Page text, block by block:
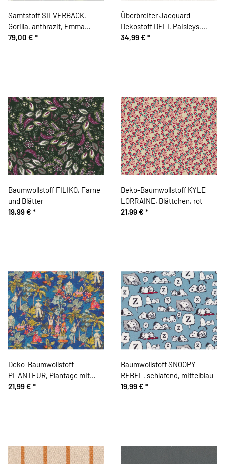
Samtstoff SILVERBACK,
Gorilla, anthrazit, Emma
Shipley
79,00 € *
Überbreiter Jacquard-
Dekostoff DELI, Paisleys,
natur
34,99 € *
Baumwollstoff FILIKO, Farne
und Blätter
19,99 € *
Deko-Baumwollstoff KYLE
LORRAINE, Blättchen, rot
21,99 € *
Deko-Baumwollstoff
PLANTEUR, Plantage mit
Palmen
21,99 € *
Baumwollstoff SNOOPY
REBEL, schlafend, mittelblau
19,99 € *